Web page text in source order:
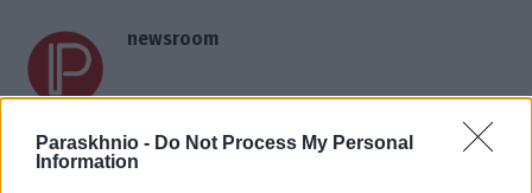
Paraskhnio - Do Not Process My Personal
Information
newsroom
ΣΧΕΤΙΚΑΑΡΘΡΑ